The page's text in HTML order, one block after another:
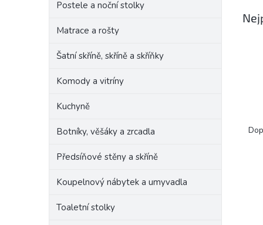
Postele a noční stolky
Matrace a rošty
Šatní skříně, skříně a skříňky
Komody a vitríny
Kuchyně
Botníky, věšáky a zrcadla
Předsíňové stěny a skříně
Koupelnový nábytek a umyvadla
Toaletní stolky